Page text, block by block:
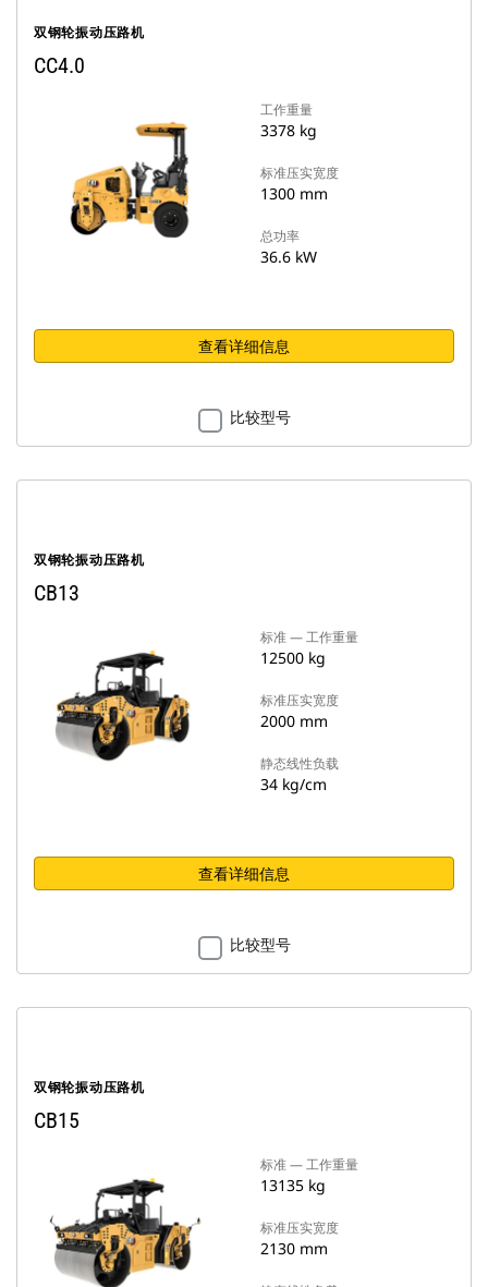
双钢轮振动压路机
CC4.0
工作重量
3378 kg
标准压实宽度
1300 mm
总功率
36.6 kW
查看详细信息
比较型号
双钢轮振动压路机
CB13
标准 — 工作重量
12500 kg
标准压实宽度
2000 mm
静态线性负载
34 kg/cm
查看详细信息
比较型号
双钢轮振动压路机
CB15
标准 — 工作重量
13135 kg
标准压实宽度
2130 mm